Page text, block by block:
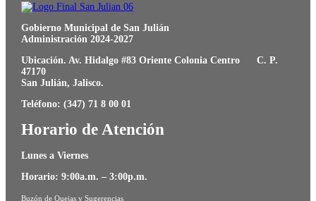
Gobierno Municipal de San Julián
Administración 2024-2027
Ubicación. Av. Hidalgo #83 Oriente Colonia Centro C. P.
47170
San Julián, Jalisco.
Teléfono: (347) 71 8 00 01
Horario de Atención
Lunes a Viernes
Horario: 9:00a.m. – 3:00p.m.
Buzón de Quejas y Sugerencias